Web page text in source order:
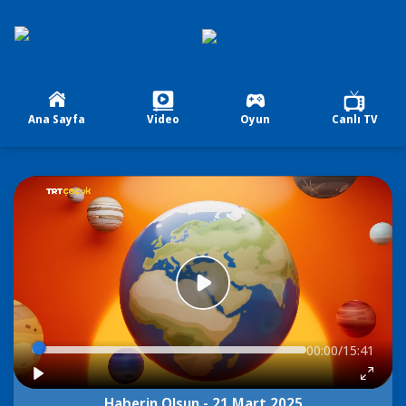
Ana Sayfa Video Oyun Canlı TV
00:00/15:41